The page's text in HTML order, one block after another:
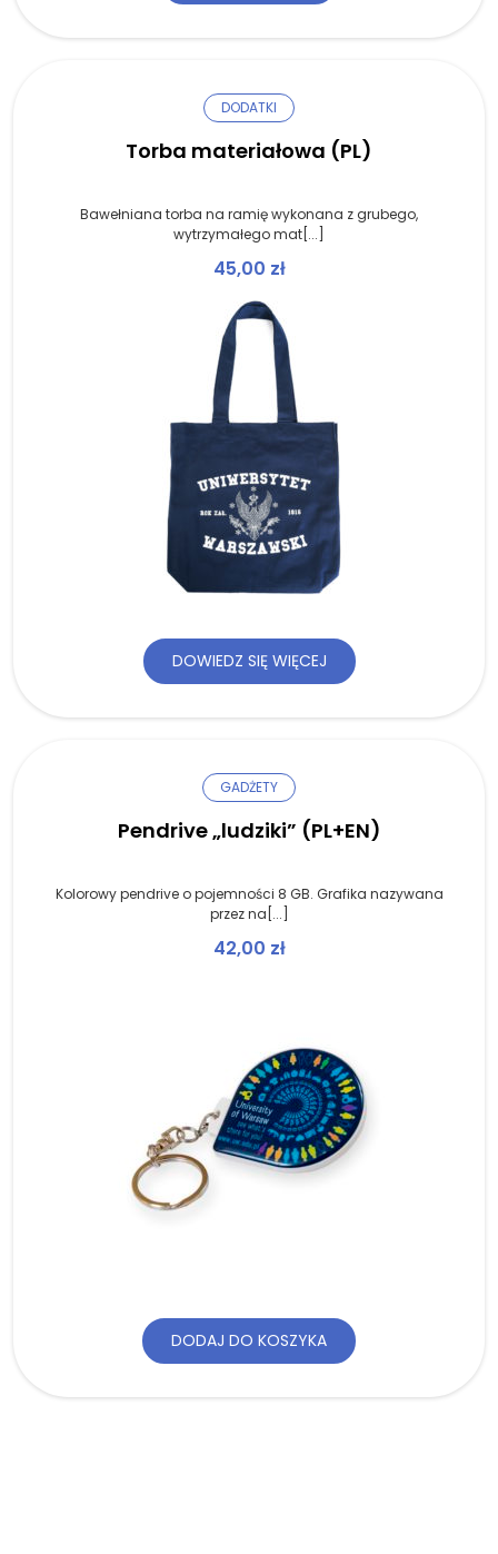
DODATKI
Torba materiałowa (PL)
Bawełniana torba na ramię wykonana z grubego,
wytrzymałego mat[...]
45,00 zł
DOWIEDZ SIĘ WIĘCEJ
GADŻETY
Pendrive „ludziki” (PL+EN)
Kolorowy pendrive o pojemności 8 GB. Grafika nazywana
przez na[...]
42,00 zł
DODAJ DO KOSZYKA